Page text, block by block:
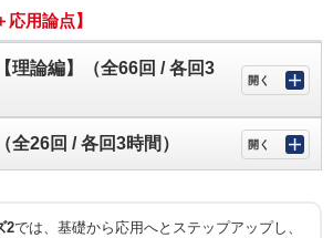
用論点】
理論編】（全66回 / 各回3
全26回 / 各回3時間）
2では、基礎から応用へとステップアップし、